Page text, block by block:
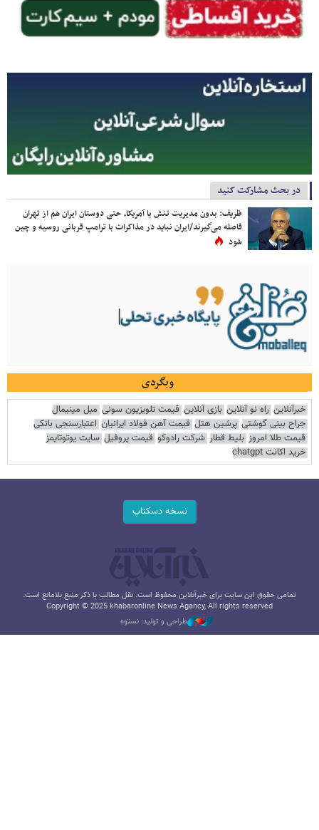
در بحث مشارکت کنید
ظریف: بدون مدیریت تنش با آمریکا، حتی دوستان ایران هم از تهران
فاصله می‌گیرند/ایران نباید در مذاکرات با ترامپ قربانی روسیه و چین
شود
وبگردی
خبرآنلاین راه نو آنلاین بازی آنلاین قیمت تلویزیون سونی مبل مینیمال
جراح بینی گوشتی پرشین هتل قیمت آهن فولاد ایرانیان اعتبارسنجی بانکی
قیمت طلا امروز بلیط قطار شرکت رادوکو قیمت پروفیل سایت یوتوتایمز
خرید اکانت chatgpt
نسخه دسکتاپ
تمامی حقوق این سایت برای خبرآنلاین محفوظ است. نقل مطالب با ذکر منبع بلامانع است.
Copyright © 2025 khabaronline News Agancy, All rights reserved
طراحی و تولید: نستوه